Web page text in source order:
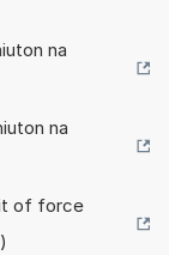
na
na
of force